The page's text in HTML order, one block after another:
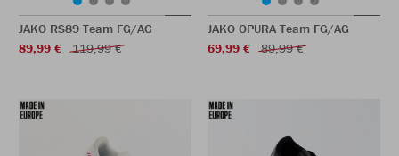
JAKO RS89 Team FG/AG
89,99 €
119,99 €
JAKO OPURA Team FG/AG
69,99 €
89,99 €